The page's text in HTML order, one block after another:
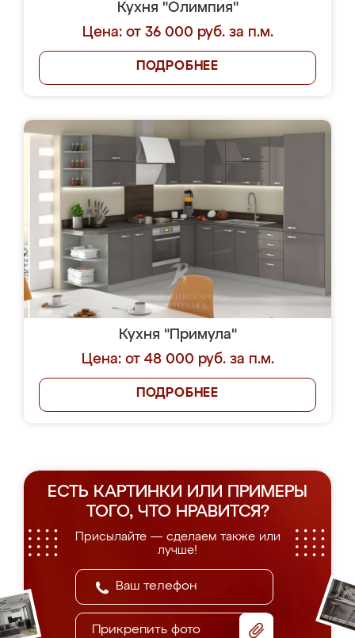
Кухня "Олимпия"
Цена: от 36 000 руб. за п.м.
ПОДРОБНЕЕ
Кухня "Примула"
Цена: от 48 000 руб. за п.м.
ПОДРОБНЕЕ
ЕСТЬ КАРТИНКИ ИЛИ ПРИМЕРЫ
ТОГО, ЧТО НРАВИТСЯ?
Присылайте — сделаем также или
лучше!
Прикрепить фото